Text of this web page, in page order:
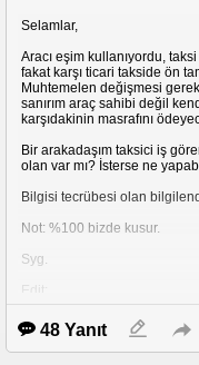
Selamlar,
Aracı eşim kullanıyordu, taksi
fakat karşı ticari takside ön
Muhtemelen değişmesi
sanırım araç sahibi değil
karşıdakinin masrafını
Bir arakadaşım taksici iş
olan var mı? İsterse ne
Bilgisi tecrübesi olan
Not: %100 bizde kusur.
Syg.
- Arkadaşlar İstanbul
gönderdiler.7 gün içinde itiraz
edilirse düşer bir daha icra
düşünüyorlarsa dava
48 Yanıt